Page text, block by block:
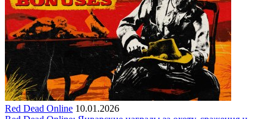
Red Dead Online 10.01.2026